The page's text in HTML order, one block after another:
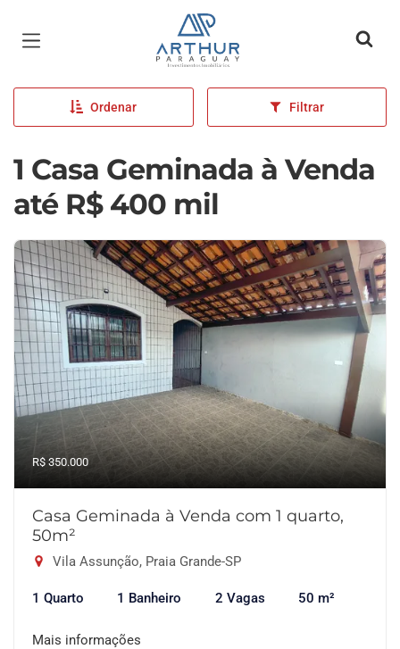
Página inicial
Ordenar Filtrar
1 Casa Geminada à Venda
até R$ 400 mil
R$ 350.000
Casa Geminada à Venda com 1 quarto,
50m²
Vila Assunção, Praia Grande-SP
1 Quarto 1 Banheiro 2 Vagas 50 m²
Mais informações